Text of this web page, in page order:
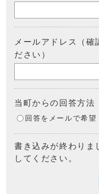
メールアドレス（確
ださい）
当町からの回答方法
回答をメールで希望
書き込みが終わりま
してください。